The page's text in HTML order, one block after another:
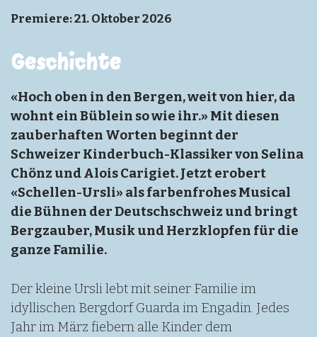
Premiere: 21. Oktober 2026
Geschichte
«Hoch oben in den Bergen, weit von hier, da
wohnt ein Büblein so wie ihr.» Mit diesen
zauberhaften Worten beginnt der
Schweizer Kinderbuch-Klassiker von Selina
Chönz und Alois Carigiet. Jetzt erobert
«Schellen-Ursli» als farbenfrohes Musical
die Bühnen der Deutschschweiz und bringt
Bergzauber, Musik und Herzklopfen für die
ganze Familie.
Der kleine Ursli lebt mit seiner Familie im
idyllischen Bergdorf Guarda im Engadin. Jedes
Jahr im März fiebern alle Kinder dem